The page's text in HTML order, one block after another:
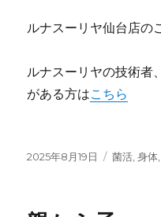
ルナスーリヤ仙台店の
ルナスーリヤの技術者
がある方はこちら
投
2025年8月19日
カ
菌活 ,身体